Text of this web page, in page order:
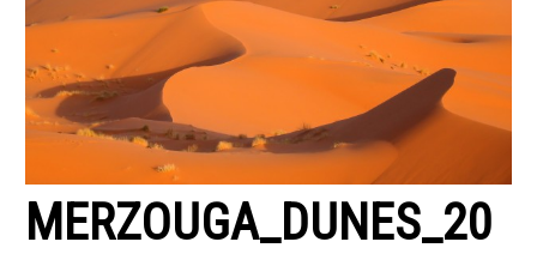
MERZOUGA_DUNES_20